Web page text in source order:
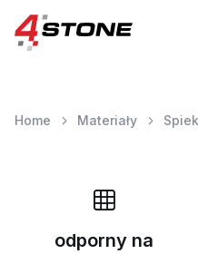
Home Materiały
odporny na